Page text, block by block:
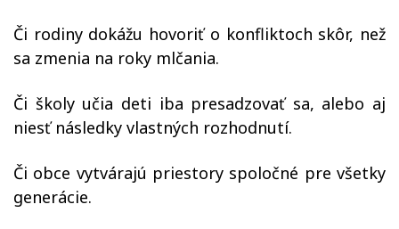
Či rodiny dokážu hovoriť o konfliktoch skôr, než
sa zmenia na roky mlčania.
Či školy učia deti iba presadzovať sa, alebo aj
niesť následky vlastných rozhodnutí.
Či obce vytvárajú priestory spoločné pre všetky
generácie.